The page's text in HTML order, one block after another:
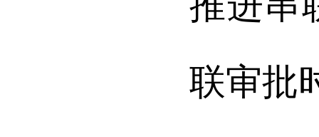
联审批